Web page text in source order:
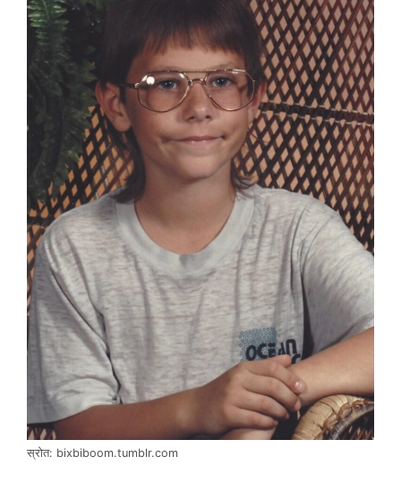
स्रोत: bixbiboom.tumblr.com